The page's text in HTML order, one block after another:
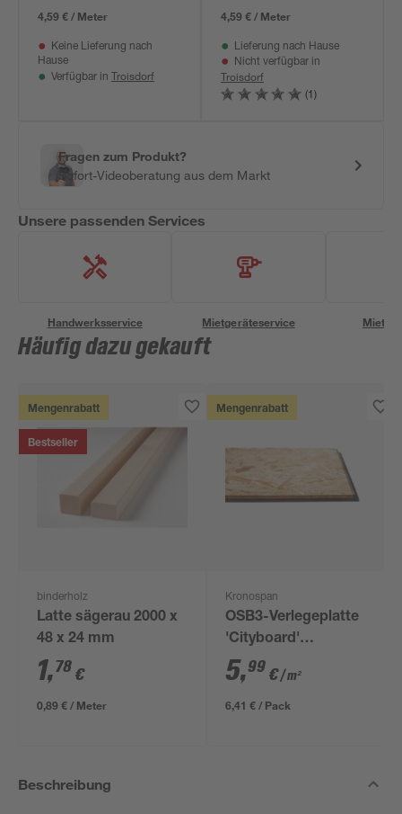
4,59 € / Meter
Keine Lieferung nach
Hause
Verfügbar in Troisdorf
4,59 € / Meter
Lieferung nach Hause
Nicht verfügbar in
Troisdorf
(1)
Fragen zum Produkt?
Sofort-Videoberatung aus dem Markt
Unsere passenden Services
Handwerksservice Mietgeräteservice
Häufig dazu gekauft
Mengenrabatt
Bestseller
binderholz
Latte sägerau 2000 x
48 x 24 mm
1,78 €
0,89 € / Meter
Mengenrabatt
Kronospan
OSB3-Verlegeplatte
'Cityboard'
ungeschliffen 1690 x
634 x 12 mm
5,99 €/ m²
6,41 € / Pack
Beschreibung